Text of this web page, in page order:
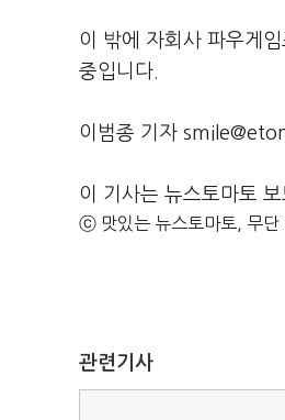
이 밖에 자회사 파우게
중입니다.
이범종 기자
이 기사는 뉴스토마토
ⓒ 맛있는 뉴스토마토, 무단
관련기사